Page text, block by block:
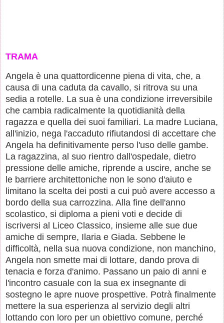
TRAMA
Angela è una quattordicenne piena di vita, che, a
causa di una caduta da cavallo, si ritrova su una
sedia a rotelle. La sua è una condizione irreversibile
che cambia radicalmente la quotidianità della
ragazza e quella dei suoi familiari. La madre Luciana,
all'inizio, nega l'accaduto rifiutandosi di accettare che
Angela ha definitivamente perso l'uso delle gambe.
La ragazzina, al suo rientro dall'ospedale, dietro
pressione delle amiche, riprende a uscire, anche se
le barriere architettoniche non le sono d'aiuto e
limitano la scelta dei posti a cui può avere accesso a
bordo della sua carrozzina. Alla fine dell'anno
scolastico, si diploma a pieni voti e decide di
iscriversi al Liceo Classico, insieme alle sue due
amiche di sempre, Ilaria e Giada. Sebbene le
difficoltà, nella sua nuova condizione, non manchino,
Angela non smette mai di lottare, dando prova di
tenacia e forza d'animo. Passano un paio di anni e
l'incontro casuale con la sua ex insegnante di
sostegno le apre nuove prospettive. Potrà finalmente
mettere la sua esperienza al servizio degli altri
lottando con loro per un obiettivo comune, perché